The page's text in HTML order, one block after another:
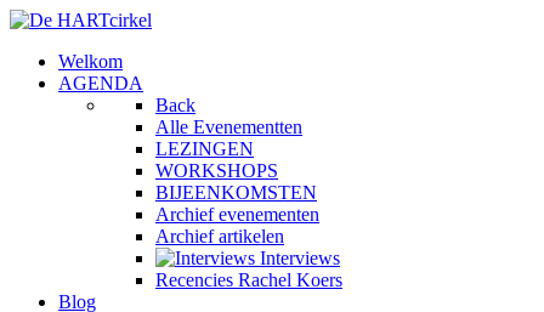
Welkom
AGENDA
Back
Alle Evenementten
LEZINGEN
WORKSHOPS
BIJEENKOMSTEN
Archief evenementen
Archief artikelen
Interviews
Recencies Rachel Koers
Blog